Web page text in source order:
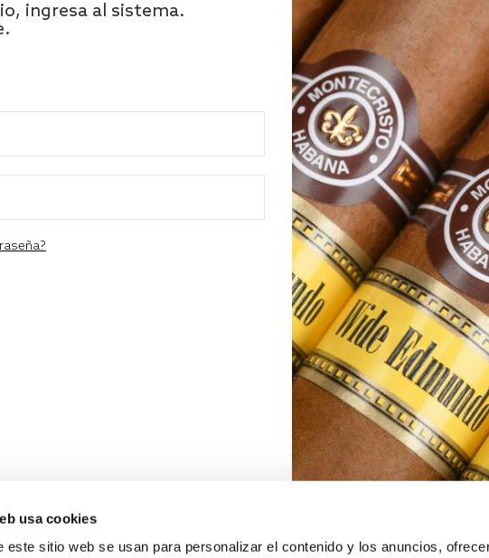
usa cookies
este sitio web se usan para personalizar el contenido y los anuncios,
ingresa al sistema.